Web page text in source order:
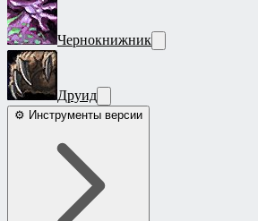
Чернокнижник
Друид
⚙ Инструменты версии